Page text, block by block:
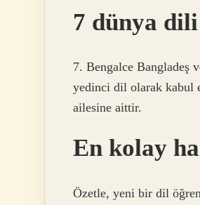
7 dünya
7. Bengalce Bangladeş
yedinci dil olarak kabul
ailesine aittir.
En kolay
Özetle, yeni bir dil